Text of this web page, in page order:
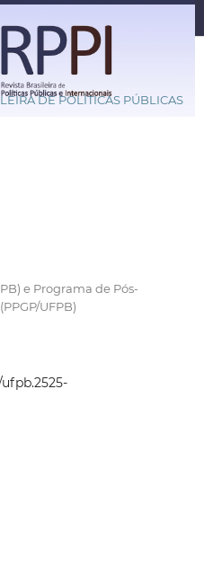
DE POLÍTICAS PÚBLICAS
e Programa de Pós-
UFPB)